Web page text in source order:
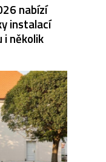
nabízí
instalací
několik